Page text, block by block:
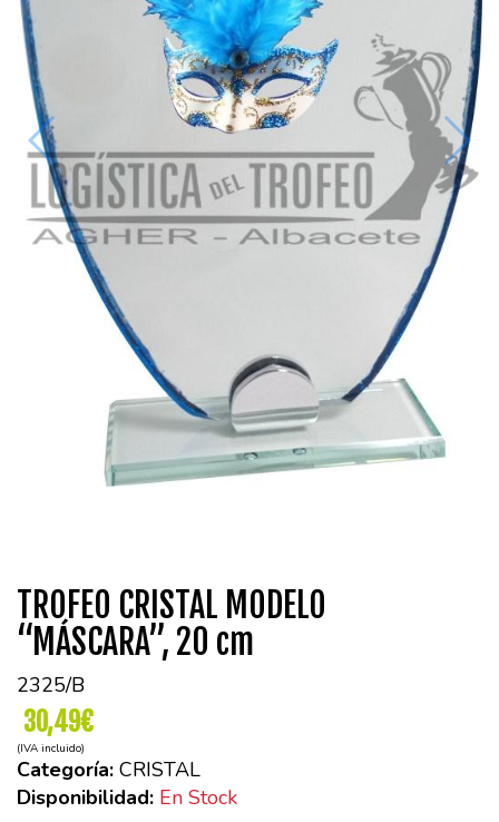
TROFEO CRISTAL MODELO
“MÁSCARA”, 20 cm
2325/B
30,49€
(IVA incluido)
Categoría: CRISTAL
Disponibilidad: En Stock